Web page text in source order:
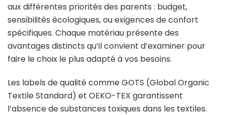
aux différentes priorités des parents : budget,
sensibilités écologiques, ou exigences de confort
spécifiques. Chaque matériau présente des
avantages distincts qu’il convient d’examiner pour
faire le choix le plus adapté à vos besoins.
Les labels de qualité comme GOTS (Global Organic
Textile Standard) et OEKO-TEX garantissent
l’absence de substances toxiques dans les textiles.